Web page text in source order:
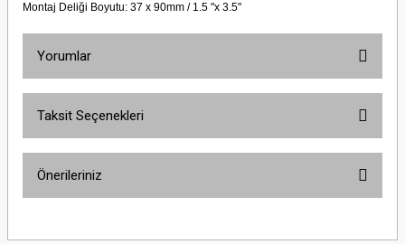
Montaj Deliği Boyutu: 37 x 90mm / 1.5 "x 3.5"
Yorumlar
Taksit Seçenekleri
Önerileriniz
yetersiz gördüğünüz noktaları öneri formunu kullanarak tarafımıza